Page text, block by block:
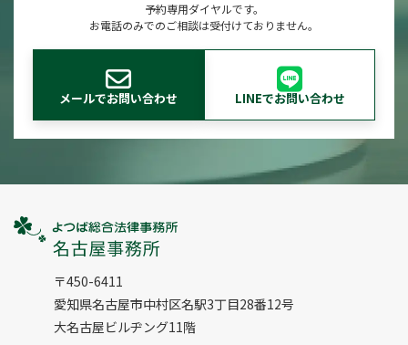
予約専用ダイヤルです。
お電話のみでのご相談は受付けておりません。
メールでお問い合わせ LINEでお問い合わせ
〒450-6411
愛知県名古屋市中村区名駅3丁⽬28番12号
⼤名古屋ビルヂング11階